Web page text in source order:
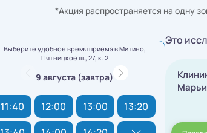
*Акция распространяется на одну
Выберите удобное время приёма в Митино,
Пятницкое ш., 27, к. 2
9 августа (завтра)
11:40 12:00 13:00
13:20
Это